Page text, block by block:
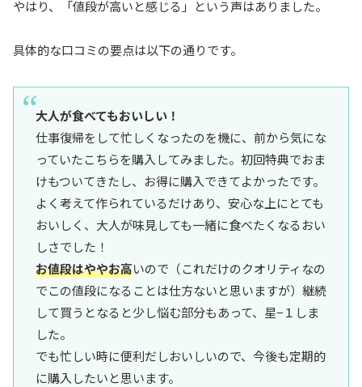
やはり、「値段が高いと感じる」という声はありました。
具体的な口コミの要点は以下の通りです。
大人が食べてもおいしい！
仕事復帰をして忙しくなったのを機に、前から気にな
っていたこちらを購入してみました。初回特典でおま
けもついてきたし、お得に購入できてよかったです。
よく考えて作られているだけあり、安心な上にとても
おいしく、大人が味見しても一緒に食べたくなるおい
しさでした！
お値段はややお高いので（これだけのクオリティなの
でこの値段になることは仕方ないと思いますが）継続
して買うとなると少し悩む部分もあって、星−１しま
した。
でも忙しい時に便利だしおいしいので、今後も定期的
に購入したいと思います。